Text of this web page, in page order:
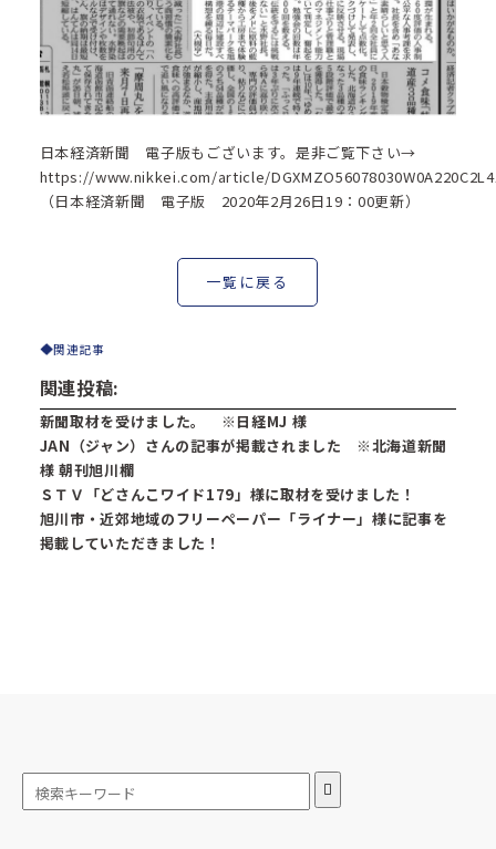
日本経済新聞 電子版もございます。是非ご覧下さい→
https://www.nikkei.com/article/
（日本経済新聞 電子版 2020年2月26日19：00更新）
一覧に戻る
関連記事
関連投稿:
新聞取材を受けました。 ※日経MJ 様
JAN（ジャン）さんの記事が掲載されました ※北海道新聞
様 朝刊旭川欄
ＳＴＶ「どさんこワイド179」様に取材を受けました！
旭川市・近郊地域のフリーペーパー「ライナー」様に記事を
掲載していただきました！